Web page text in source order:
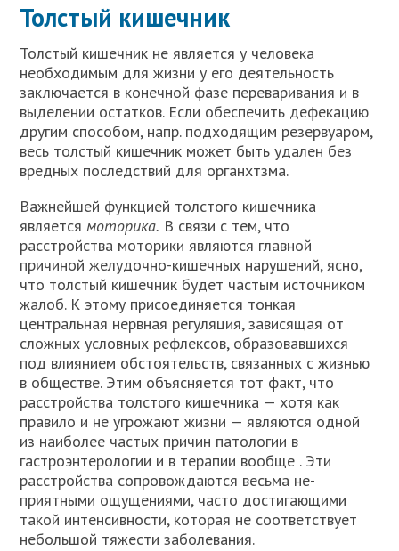
Толстый кишечник
Толстый кишечник не является у человека
необходимым для жизни у его деятельность
заключается в конечной фазе переваривания и в
выделении остатков. Если обеспечить дефекацию
другим способом, напр. подходящим резервуаром,
весь толстый кишечник может быть удален без
вредных послед­ствий для органхтзма.
Важнейшей функцией толстого кишечника
являетсямоторика. В связи с тем, что
расстройства моторики являются главной
причиной желудочно-кишечных нарушений, ясно,
что толстый кишечник будет частым источником
жалоб. К этому присоединяется тонкая
центральная нервная регуляция, за­висящая от
сложных условных рефлексов, образовавшихся
под влиянием об­стоятельств, связанных с жизнью
в обществе. Этим объясняется тот факт, что
расстройства толстого кишечника — хотя как
правило и не угрожают жизни — являются одной
из наиболее частых причин патологии в
гастроэнтерологии и в терапии вообще . Эти
расстройства сопровождаются весьма не­
приятными ощущениями, часто достигающими
такой интенсивности, которая не соответствует
небольшой тяжести заболевания.